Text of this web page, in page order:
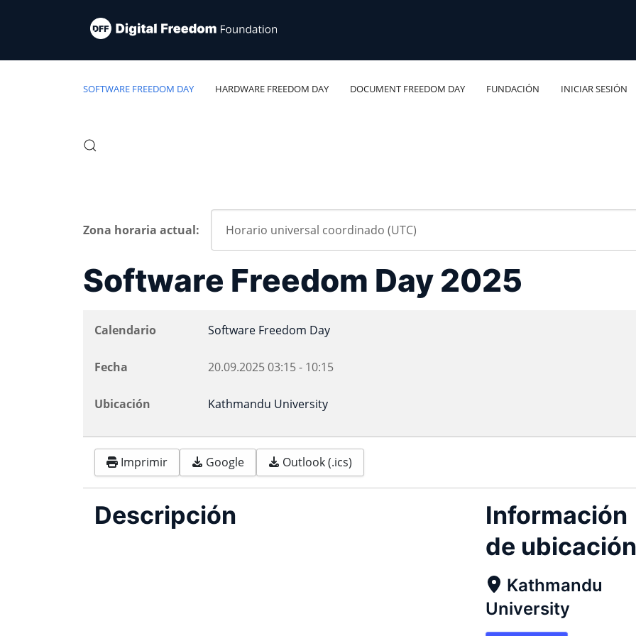
SOFTWARE FREEDOM DAY HARDWARE FREEDOM DAY DOCUMENT FREEDOM DAY FUNDACIÓN INICIAR SESIÓN
Zona horaria actual:
Software Freedom Day 2025
Calendario Software Freedom Day
Fecha 20.09.202503:15- 10:15
Ubicación Kathmandu University
Imprimir Google Outlook (.ics)
Descripción
Información
de ubicación
Kathmandu
University